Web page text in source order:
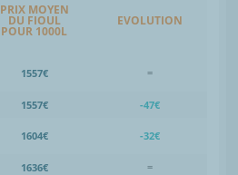
PRIX MOYEN
DU FIOUL
POUR 1000L
EVOLUTION
1557€ =
1557€
-47€
1604€ -32€
1636€
=